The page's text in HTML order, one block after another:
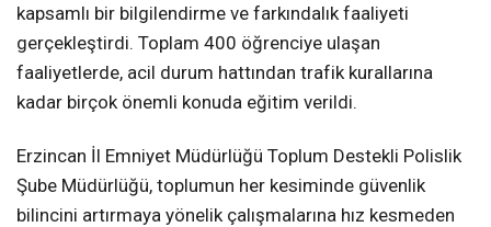
kapsamlı bir bilgilendirme ve farkındalık faaliyeti
gerçekleştirdi. Toplam 400 öğrenciye ulaşan
faaliyetlerde, acil durum hattından trafik kurallarına
kadar birçok önemli konuda eğitim verildi.
Erzincan İl Emniyet Müdürlüğü Toplum Destekli Polislik
Şube Müdürlüğü, toplumun her kesiminde güvenlik
bilincini artırmaya yönelik çalışmalarına hız kesmeden